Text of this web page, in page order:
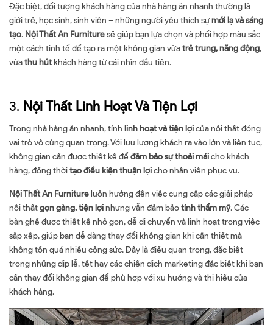
Đặc biệt, đối tượng khách hàng của nhà hàng ăn nhanh thường là
giới trẻ, học sinh, sinh viên – những người yêu thích sựmới lạ và sáng
tạo. Nội Thất An Furnituresẽ giúp bạn lựa chọn và phối hợp màu sắc
một cách tinh tế để tạo ra một không gian vừatrẻ trung, năng động,
vừathu hútkhách hàng từ cái nhìn đầu tiên.
3. Nội Thất Linh Hoạt Và Tiện Lợi
Trong nhà hàng ăn nhanh, tính linh hoạt và tiện lợicủa nội thất đóng
vai trò vô cùng quan trọng. Với lưu lượng khách ra vào lớn và liên tục,
không gian cần được thiết kế đểđảm bảo sự thoải máicho khách
hàng, đồng thờitạo điều kiện thuận lợicho nhân viên phục vụ.
Nội Thất An Furnitureluôn hướng đến việc cung cấp các giải pháp
nội thấtgọn gàng, tiện lợinhưng vẫn đảm bảotính thẩm mỹ. Các
bàn ghế được thiết kế nhỏ gọn, dễ di chuyển và linh hoạt trong việc
sắp xếp, giúp bạn dễ dàng thay đổi không gian khi cần thiết mà
không tốn quá nhiều công sức. Đây là điều quan trọng, đặc biệt
trong những dịp lễ, tết hay các chiến dịch marketing đặc biệt khi bạn
cần thay đổi không gian để phù hợp với xu hướng và thị hiếu của
khách hàng.